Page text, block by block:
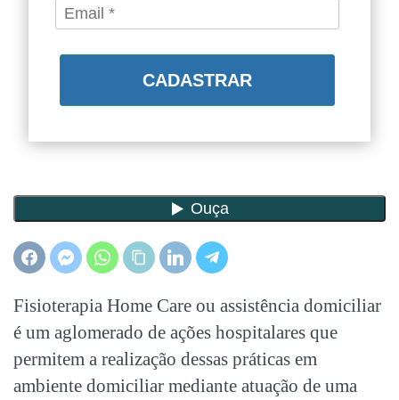
CADASTRAR
Fisioterapia Home Care ou assistência domiciliar
é um aglomerado de ações hospitalares que
permitem a realização dessas práticas em
ambiente domiciliar mediante atuação de uma